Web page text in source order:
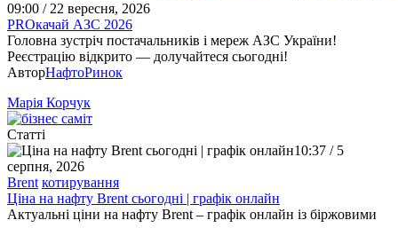
09:00 / 22 вересня, 2026
PROкачай АЗС 2026
Головна зустріч постачальників і мереж АЗС України!
Реєстрацію відкрито — долучайтеся сьогодні!
АвторНафтоРинок
Марія Корчук
Статті
10:37 / 5
серпня, 2026
Brent котирування
Ціна на нафту Brent сьогодні | графік онлайн
Актуальні ціни на нафту Brent – графік онлайн із біржовими